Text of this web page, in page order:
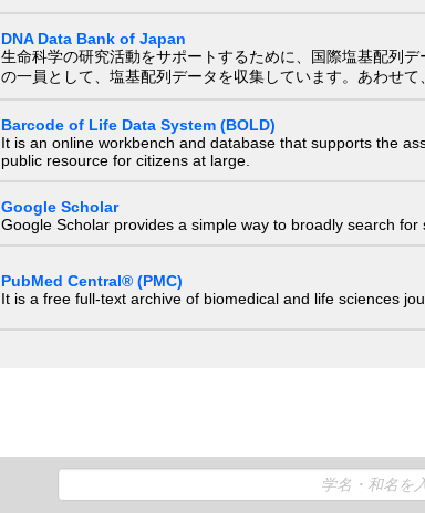
DNA Data Bank of Japan
生命科学の研究活動をサポートするために、国際塩基配列
の一員として、塩基配列データを収集しています。あわせ
Barcode of Life Data System (BOLD)
It is an online workbench and database that supports the
public resource for citizens at large.
Google Scholar
Google Scholar provides a simple way to broadly search for
PubMed Central® (PMC)
It is a free full-text archive of biomedical and life sciences